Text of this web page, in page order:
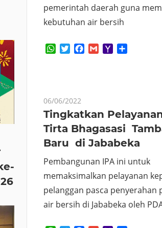
pemerintah daerah guna
kebutuhan air bersih
WhatsApp
TwitterFacebook
GmailYahoo
06/06/2022
Tingkatkan
Tirta Bhagasasi
Baru di Jababeka
Pembangunan IPA ini untuk
memaksimalkan pelayanan
pelanggan pasca penyerahan
air bersih di Jababeka oleh